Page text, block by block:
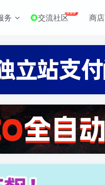
务 交流社区+99 商店